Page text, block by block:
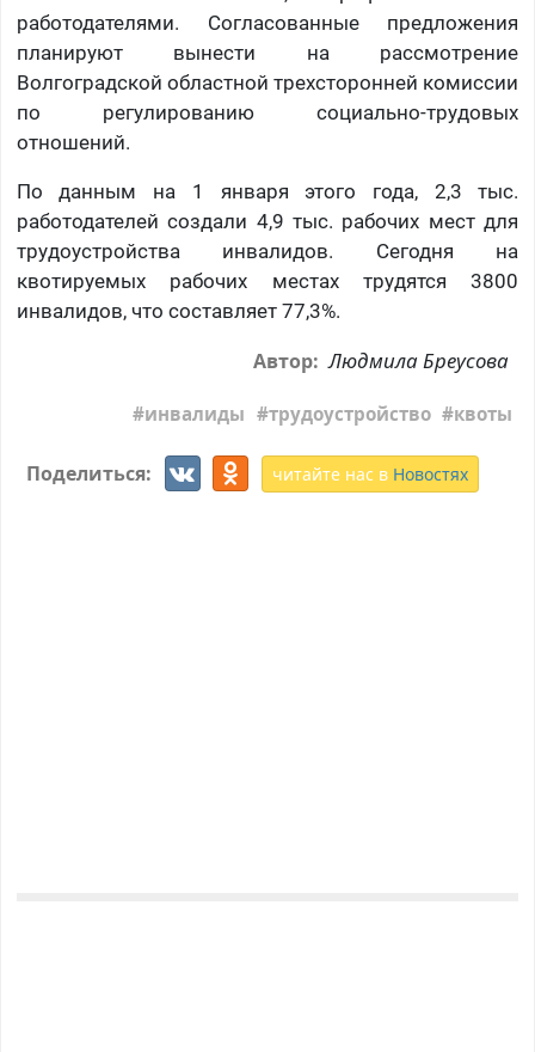
работодателями. Согласованные предложения
планируют вынести на рассмотрение
Волгоградской областной трехсторонней комиссии
по регулированию социально-трудовых
отношений.
По данным на 1 января этого года, 2,3 тыс.
работодателей создали 4,9 тыс. рабочих мест для
трудоустройства инвалидов. Сегодня на
квотируемых рабочих местах трудятся 3800
инвалидов, что составляет 77,3%.
Автор: Людмила Бреусова
инвалиды трудоустройство квоты
Поделиться: читайте нас в Новостях